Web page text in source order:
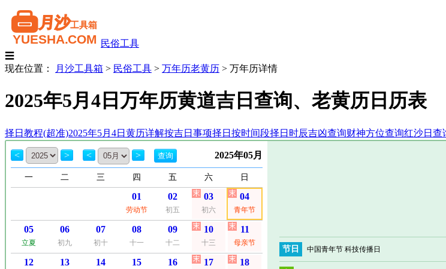
民俗工具
☰
现在位置：
月沙工具箱 > 民俗工具 > 万年历老黄历 > 万年历详情
2025年5月4日万年历黄道吉日查询、老黄历日历表
择日教程(超准)2025年5月4日黄历详解按吉日事项择日 按时间段择日 时辰吉凶查询财神方位查询红沙日查
< > < > 2025年05月
一 二 三 四 五 六 日
01
劳动节
02
初五
03
初六
04
青年节
05
立夏
06
初九
07
初十
08
十一
09
十二
10
十三
11
母亲节
12 13 14 15 16 17 18
节日 中国青年节 科技传播日